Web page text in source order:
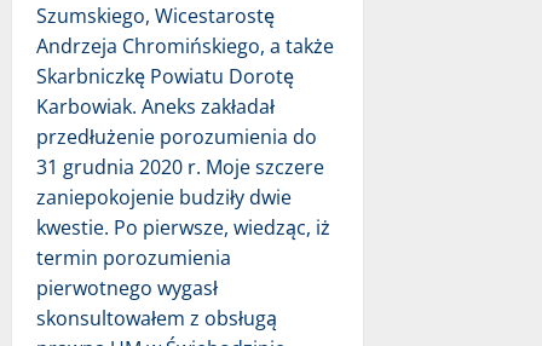
Szumskiego, Wicestarostę
Andrzeja Chromińskiego, a także
Skarbniczkę Powiatu Dorotę
Karbowiak. Aneks zakładał
przedłużenie porozumienia do
31 grudnia 2020 r. Moje szczere
zaniepokojenie budziły dwie
kwestie. Po pierwsze, wiedząc, iż
termin porozumienia
pierwotnego wygasł
skonsultowałem z obsługą